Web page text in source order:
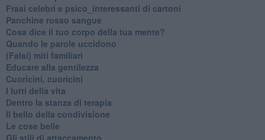
​Frasi celebri e psico_interessanti di cartoni
​Panchine rosso sangue
​Cosa dice il tuo corpo della tua mente?
​Quando le parole uccidono
​(Falsi) miti familiari
​Educare alla gentilezza
​Cuoricini, cuoricini
I lutti della vita
​Dentro la stanza di terapia
​Il bello della condivisione
Le cose belle
​Gli stili di attaccamento